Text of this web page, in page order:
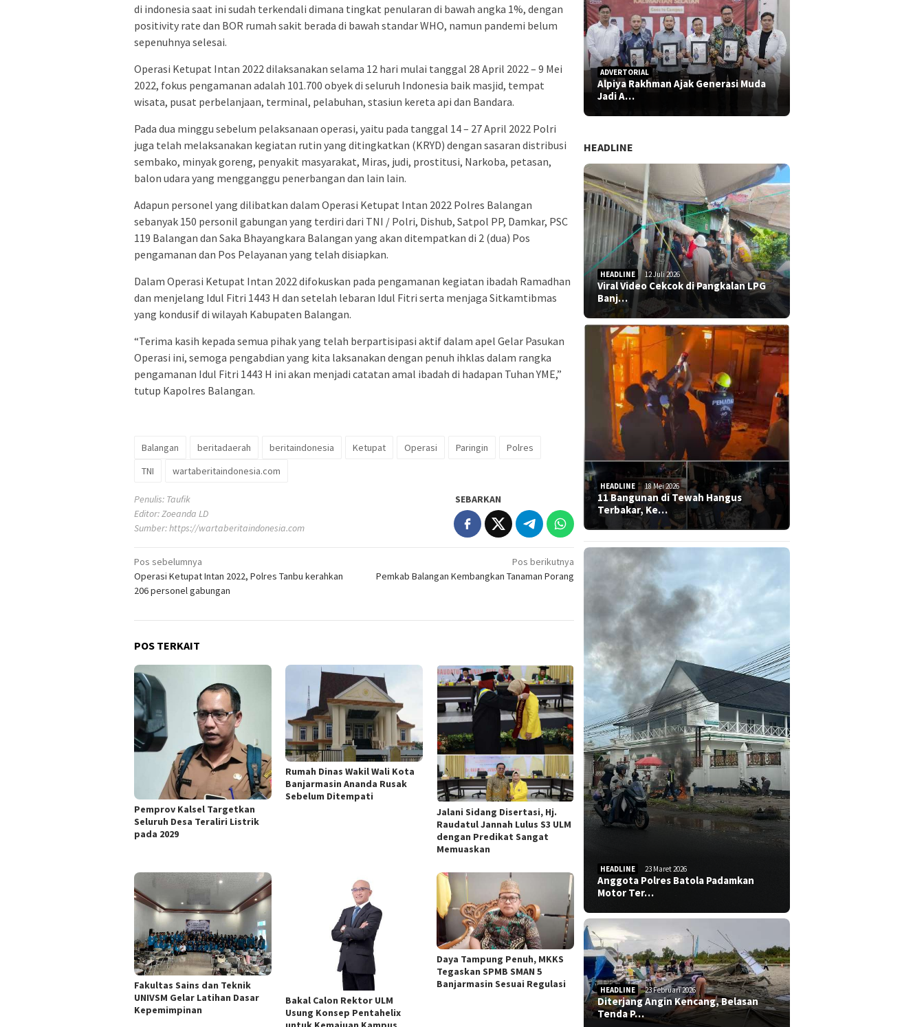
di indonesia saat ini sudah terkendali dimana tingkat penularan di bawah angka 1%, dengan
positivity rate dan BOR rumah sakit berada di bawah standar WHO, namun pandemi belum
sepenuhnya selesai.
Operasi Ketupat Intan 2022 dilaksanakan selama 12 hari mulai tanggal 28 April 2022 – 9 Mei
2022, fokus pengamanan adalah 101.700 obyek di seluruh Indonesia baik masjid, tempat
wisata, pusat perbelanjaan, terminal, pelabuhan, stasiun kereta api dan Bandara.
Pada dua minggu sebelum pelaksanaan operasi, yaitu pada tanggal 14 – 27 April 2022 Polri
juga telah melaksanakan kegiatan rutin yang ditingkatkan (KRYD) dengan sasaran distribusi
sembako, minyak goreng, penyakit masyarakat, Miras, judi, prostitusi, Narkoba, petasan,
balon udara yang mengganggu penerbangan dan lain lain.
Adapun personel yang dilibatkan dalam Operasi Ketupat Intan 2022 Polres Balangan
sebanyak 150 personil gabungan yang terdiri dari TNI / Polri, Dishub, Satpol PP, Damkar, PSC
119 Balangan dan Saka Bhayangkara Balangan yang akan ditempatkan di 2 (dua) Pos
pengamanan dan Pos Pelayanan yang telah disiapkan.
Dalam Operasi Ketupat Intan 2022 difokuskan pada pengamanan kegiatan ibadah Ramadhan
dan menjelang Idul Fitri 1443 H dan setelah lebaran Idul Fitri serta menjaga Sitkamtibmas
yang kondusif di wilayah Kabupaten Balangan.
“Terima kasih kepada semua pihak yang telah berpartisipasi aktif dalam apel Gelar Pasukan
Operasi ini, semoga pengabdian yang kita laksanakan dengan penuh ihklas dalam rangka
pengamanan Idul Fitri 1443 H ini akan menjadi catatan amal ibadah di hadapan Tuhan YME,”
tutup Kapolres Balangan.
Balangan beritadaerah beritaindonesia Ketupat Operasi Paringin
Polres
TNI
wartaberitaindonesia.com
Penulis: Taufik
Editor: Zoeanda LD
Sumber:https://wartaberitaindonesia.com
SEBARKAN
Navigasi
pos
Pos sebelumnya
Operasi Ketupat Intan 2022, Polres Tanbu kerahkan
206 personel gabungan
Pos berikutnya
Pemkab Balangan Kembangkan Tanaman Porang
POS TERKAIT
Pemprov Kalsel Targetkan
Seluruh Desa Teraliri Listrik
pada 2029
Rumah Dinas Wakil Wali Kota
Banjarmasin Ananda Rusak
Sebelum Ditempati
Jalani Sidang Disertasi, Hj.
Raudatul Jannah Lulus S3 ULM
dengan Predikat Sangat
Memuaskan
Fakultas Sains dan Teknik
UNIVSM Gelar Latihan Dasar
Kepemimpinan
Bakal Calon Rektor ULM
Usung Konsep Pentahelix
Daya Tampung Penuh, MKKS
Tegaskan SPMB SMAN 5
Banjarmasin Sesuai Regulasi
ADVERTORIAL
Alpiya Rakhman Ajak Generasi Muda
Jadi A…
HEADLINE
HEADLINE 12 Juli 2026
Viral Video Cekcok di Pangkalan LPG
Banj…
HEADLINE 18 Mei 2026
11 Bangunan di Tewah Hangus
Terbakar, Ke…
HEADLINE 23 Maret 2026
Anggota Polres Batola Padamkan
Motor Ter…
HEADLINE 23 Februari 2026
Diterjang Angin Kencang, Belasan
Tenda P…